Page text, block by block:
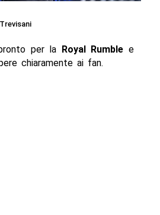
per la Royal Rumble e
chiaramente ai fan.